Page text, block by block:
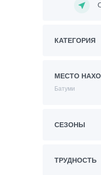
КАТЕГОРИЯ
МЕСТО
Батуми
СЕЗОНЫ
ТРУДНОСТЬ